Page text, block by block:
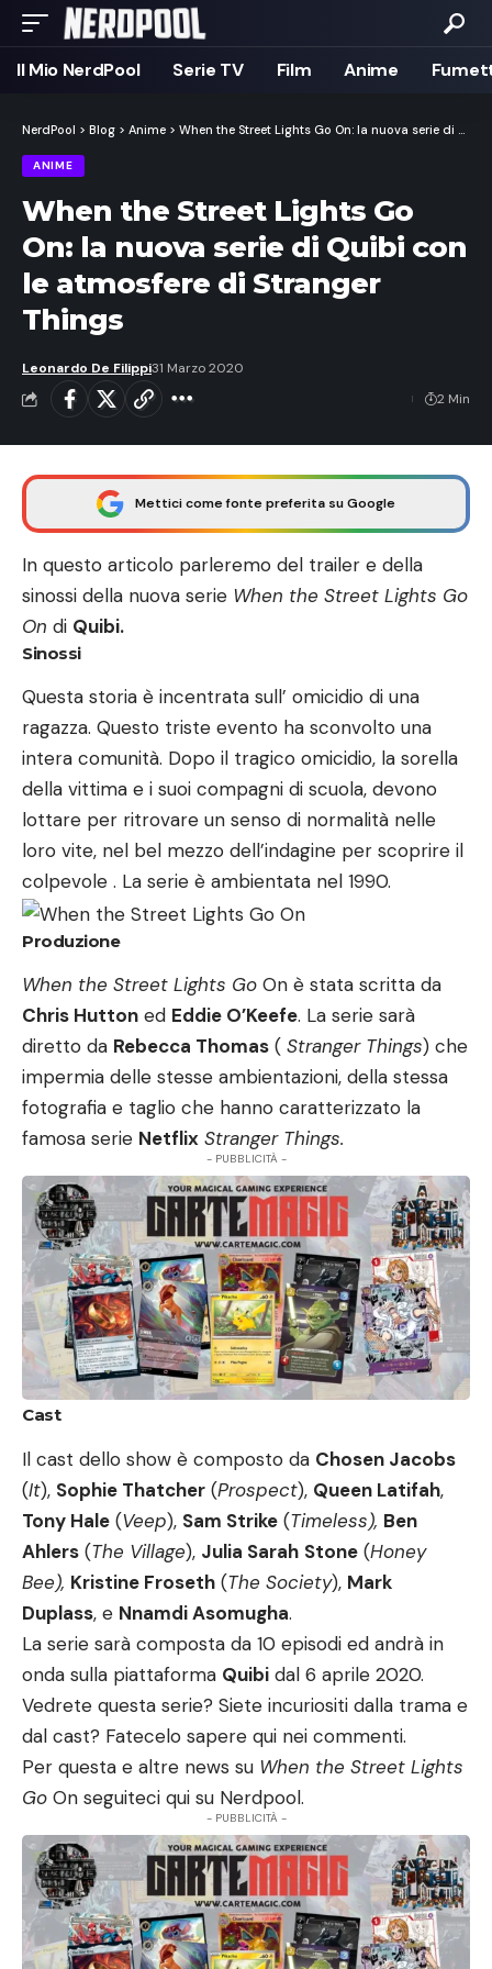
Il Mio NerdPool Serie TV Film Anime
NerdPool > Blog > Anime > When the Street Lights Go On: la nuova serie di Quibi con le atmosfere di Stranger Things
ANIME
When the Street Lights Go
On: la nuova serie di Quibi con
le atmosfere di Stranger
Things
Leonardo De Filippi31 Marzo 2020
2 Min
Mettici come fonte preferita su Google
In questo articolo parleremo del trailer e della
sinossi della nuova serie When the Street Lights Go
On di Quibi.
Sinossi
Questa storia è incentrata sull’ omicidio di una
ragazza. Questo triste evento ha sconvolto una
intera comunità. Dopo il tragico omicidio, la sorella
della vittima e i suoi compagni di scuola, devono
lottare per ritrovare un senso di normalità nelle
loro vite, nel bel mezzo dell’indagine per scoprire il
colpevole . La serie è ambientata nel 1990.
Produzione
When the Street Lights Go On è stata scritta da
Chris Hutton ed Eddie O’Keefe. La serie sarà
diretto da Rebecca Thomas ( Stranger Things) che
impermia delle stesse ambientazioni, della stessa
fotografia e taglio che hanno caratterizzato la
famosa serie Netflix Stranger Things.
- PUBBLICITÀ -
Cast
Il cast dello show è composto da Chosen Jacobs
(It), Sophie Thatcher (Prospect), Queen Latifah,
Tony Hale (Veep), Sam Strike (Timeless), Ben
Ahlers (The Village), Julia Sarah Stone (Honey
Bee), Kristine Froseth (The Society), Mark
Duplass, e Nnamdi Asomugha.
La serie sarà composta da 10 episodi ed andrà in
onda sulla piattaforma Quibi dal 6 aprile 2020.
Vedrete questa serie? Siete incuriositi dalla trama e
dal cast? Fatecelo sapere qui nei commenti.
Per questa e altre news su When the Street Lights
Go On seguiteci qui su Nerdpool.
- PUBBLICITÀ -